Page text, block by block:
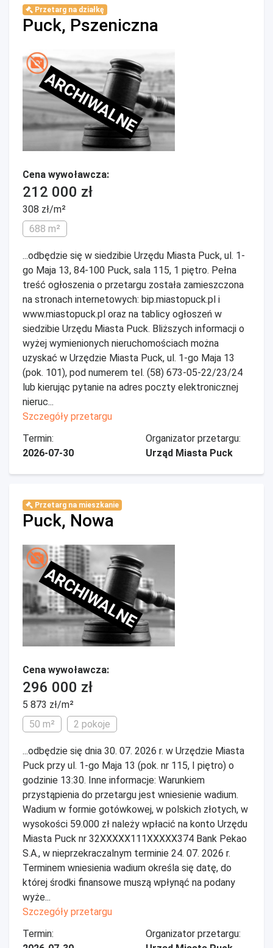
Przetarg na działkę
Puck, Pszeniczna
ARCHIWALNE
Cena wywoławcza:
212 000 zł
308 zł/m²
688 m²
...odbędzie się w siedzibie Urzędu Miasta Puck, ul. 1-
go Maja 13, 84-100 Puck, sala 115, 1 piętro. Pełna
treść ogłoszenia o przetargu została zamieszczona
na stronach internetowych: bip.miastopuck.pl i
www.miastopuck.pl oraz na tablicy ogłoszeń w
siedzibie Urzędu Miasta Puck. Bliższych informacji o
wyżej wymienionych nieruchomościach można
uzyskać w Urzędzie Miasta Puck, ul. 1-go Maja 13
(pok. 101), pod numerem tel. (58) 673-05-22/23/24
lub kierując pytanie na adres poczty elektronicznej
nieruc...
Szczegóły przetargu
Termin:
2026-07-30
Organizator przetargu:
Urząd Miasta Puck
Przetarg na mieszkanie
Puck, Nowa
ARCHIWALNE
Cena wywoławcza:
296 000 zł
5 873 zł/m²
50 m²
2 pokoje
...odbędzie się dnia 30. 07. 2026 r. w Urzędzie Miasta
Puck przy ul. 1-go Maja 13 (pok. nr 115, I piętro) o
godzinie 13:30. Inne informacje: Warunkiem
przystąpienia do przetargu jest wniesienie wadium.
Wadium w formie gotówkowej, w polskich złotych, w
wysokości 59.000 zł należy wpłacić na konto Urzędu
Miasta Puck nr 32XXXXX111XXXXX374 Bank Pekao
S.A., w nieprzekraczalnym terminie 24. 07. 2026 r.
Terminem wniesienia wadium określa się datę, do
której środki finansowe muszą wpłynąć na podany
wyże...
Szczegóły przetargu
Termin:
Organizator przetargu: